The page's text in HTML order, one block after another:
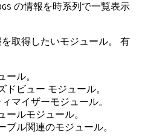
の情報を時系列で一覧表示
取得したいモジュール。 有
ール。
ドビュー モジュール。
マイザーモジュール。
ールモジュール。
ブル関連のモジュール。